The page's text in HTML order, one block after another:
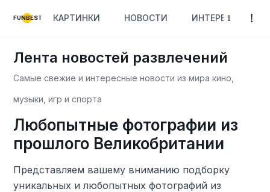
FUNBEST КАРТИНКИ НОВОСТИ ИНТЕРЕСНОЕ
Лента новостей развлечений
Самые свежие и интересные новости из мира кино,
музыки, игр и спорта
Любопытные фотографии из
прошлого Великобритании
Представляем вашему вниманию подборку
уникальных и любопытных фотографий из